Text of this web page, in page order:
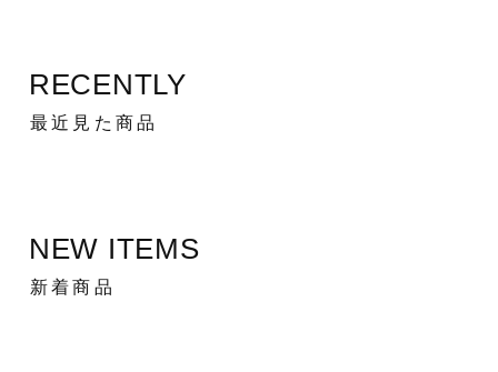
RECENTLY
最近見た商品
NEW ITEMS
新着商品